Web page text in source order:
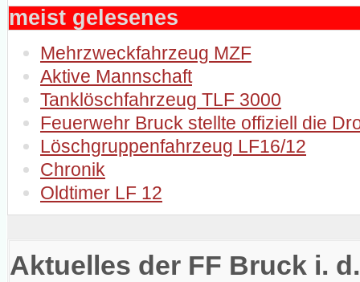
meist gelesenes
Mehrzweckfahrzeug MZF
Aktive Mannschaft
Tanklöschfahrzeug TLF 3000
Feuerwehr Bruck stellte offiziell die
Löschgruppenfahrzeug LF16/12
Chronik
Oldtimer LF 12
Aktuelles der FF Bruck i.